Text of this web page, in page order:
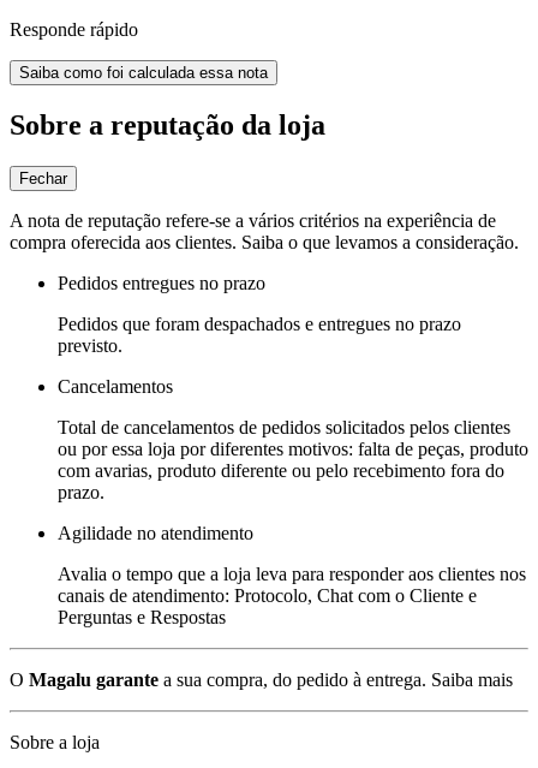
Responde rápido
Saiba como foi calculada essa nota
Sobre a reputação da loja
Fechar
A nota de reputação refere-se a vários critérios na experiência de
compra oferecida aos clientes. Saiba o que levamos a consideração.
Pedidos entregues no prazo
Pedidos que foram despachados e entregues no prazo
previsto.
Cancelamentos
Total de cancelamentos de pedidos solicitados pelos clientes
ou por essa loja por diferentes motivos: falta de peças, produto
com avarias, produto diferente ou pelo recebimento fora do
prazo.
Agilidade no atendimento
Avalia o tempo que a loja leva para responder aos clientes nos
canais de atendimento: Protocolo, Chat com o Cliente e
Perguntas e Respostas
O Magalu garante a sua compra, do pedido à entrega. Saiba mais
Sobre a loja